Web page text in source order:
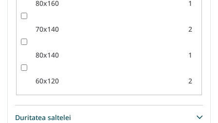
80x160 1
70x140 2
80x140 1
60x120 2
Duritatea saltelei